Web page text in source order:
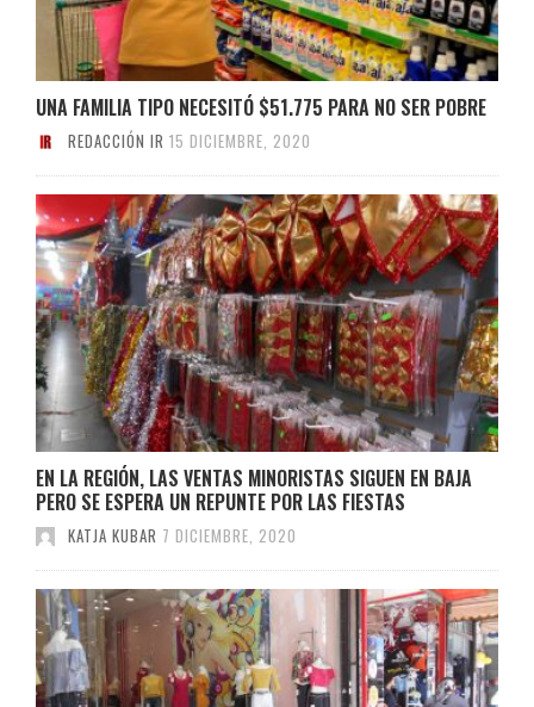
UNA FAMILIA TIPO NECESITÓ $51.775 PARA NO SER POBRE
REDACCIÓN IR 15 DICIEMBRE, 2020
EN LA REGIÓN, LAS VENTAS MINORISTAS SIGUEN EN BAJA
PERO SE ESPERA UN REPUNTE POR LAS FIESTAS
KATJA KUBAR 7 DICIEMBRE, 2020